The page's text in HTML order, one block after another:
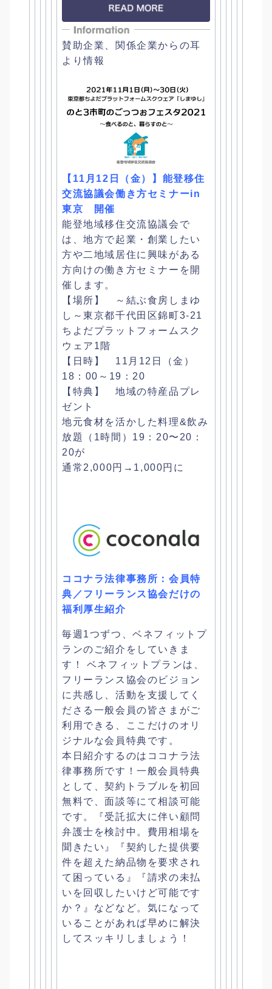
賛助企業、関係企業からの耳
より情報
【11月12日（金）】 能登移住
交流協議会働き方セミナーin
東京 開催
能登地域移住交流協議会で
は、地方で起業・ 創業したい
方や二地域居住に興味がある
方向けの働き方セミナーを 開
催します。
【場所】 ～結ぶ食房しまゆ
し～東京都千代田区錦町3-21
ちよだプラットフォームスク
ウェア1階
【日時】 11月12日（金）
18：00～19：20
【特典】 地域の特産品プレ
ゼント
地元食材を活かした料理&飲み
放題（1時間）19：20〜20：
20が
通常2,000円→1,000円に
ココナラ法律事務所：会員特
典／ フリーランス協会だけの
福利厚生紹介
毎週1つずつ、ベネフィットプ
ランのご紹介をしていきま
す！ ベネフィットプランは、
フリーランス協会のビジョン
に共感し、 活動を支援してく
ださる一般会員の皆さまがご
利用できる、
ここだけのオリ
ジナルな会員特典です。
本日紹介するのはココナラ法
律事務所です！一般会員特典
として、契約トラブルを初回
無料で、面談等にて相談可能
です。『受託拡大に伴い顧問
弁護士を検討中。費用相場を
聞きたい』『契約した提供要
件を超えた納品物を要求され
て困っている』『請求の未払
いを回収したいけど可能です
か？』などなど。 気になって
いることがあれば早めに解決
してスッキリしましょう！